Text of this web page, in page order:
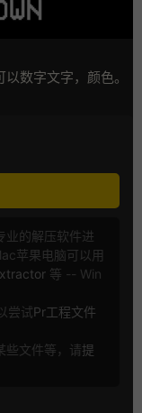
数字文字，颜色。
的解压软件进
苹果电脑可以用
等 -- Win
尝试Pr工程文件
文件等，请提